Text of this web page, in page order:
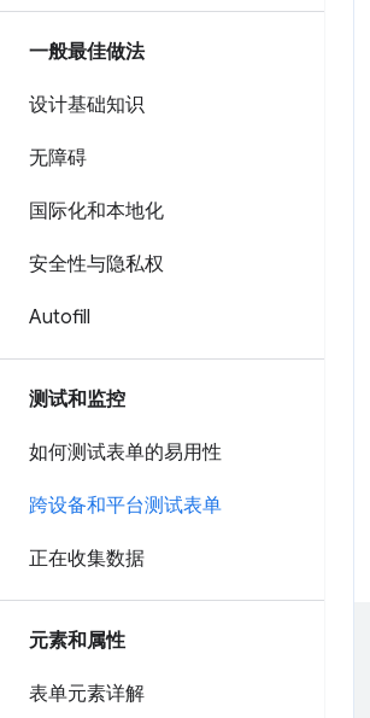
一般最佳做法
设计基础知识
无障碍
国际化和本地化
安全性与隐私权
Autofill
测试和监控
如何测试表单的易用性
跨设备和平台测试表单
正在收集数据
元素和属性
表单元素详解